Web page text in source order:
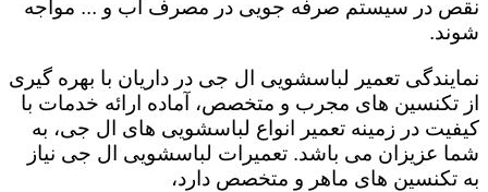
نقص در سیستم صرفه جویی در مصرف آب و ... مواجه
شوند.
نمایندگی تعمیر لباسشویی ال جی در داریان با بهره گیری
از تکنسین های مجرب و متخصص، آماده ارائه خدمات با
کیفیت در زمینه تعمیر انواع لباسشویی های ال جی، به
شما عزیزان می باشد. تعمیرات لباسشویی ال جی نیاز
به تکنسین های ماهر و متخصص دارد،